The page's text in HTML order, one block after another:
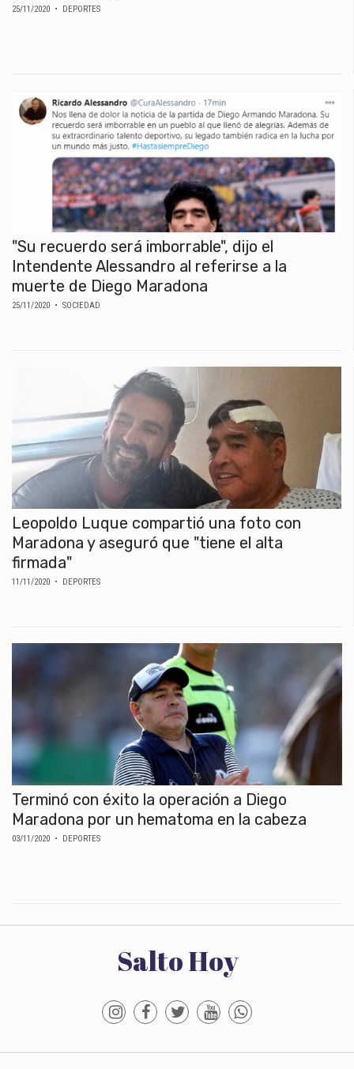
25/11/2020 • DEPORTES
"Su recuerdo será imborrable", dijo el
Intendente Alessandro al referirse a la
muerte de Diego Maradona
25/11/2020 • SOCIEDAD
Leopoldo Luque compartió una foto con
Maradona y aseguró que "tiene el alta
firmada"
11/11/2020 • DEPORTES
Terminó con éxito la operación a Diego
Maradona por un hematoma en la cabeza
03/11/2020 • DEPORTES
Salto Hoy